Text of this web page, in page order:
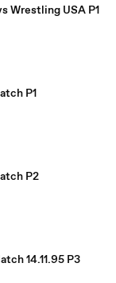
Wrestling USA P1
P1
P2
14.11.95 P3